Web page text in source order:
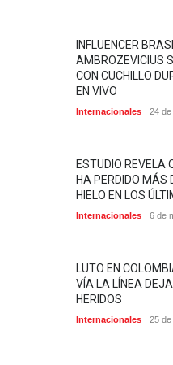
INFLUENCER
AMBROZEVICIUS
CON CUCHILLO
EN VIVO
Internacionales 24
ESTUDIO REVELA
HA PERDIDO MÁS
HIELO EN LOS
Internacionales 6 de
LUTO EN
VÍA LA LÍNEA
HERIDOS
Internacionales 25